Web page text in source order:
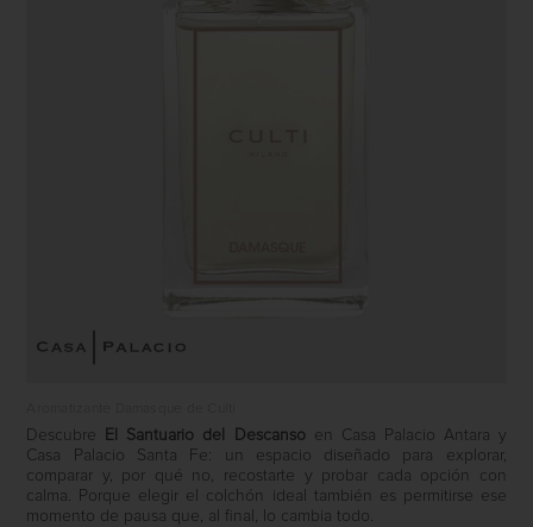
Descubre El Santuario del Descansoen Casa Palacio Antara y
Casa Palacio Santa Fe: un espacio diseñado para explorar,
comparar y, por qué no, recostarte y probar cada opción con
calma. Porque elegir el colchón ideal también es permitirse ese
momento de pausa que, al final, lo cambia todo.